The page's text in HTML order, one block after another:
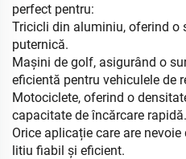
perfect pentru:
Tricicli din aluminiu, oferind o
puternică.
Mașini de golf, asigurând o
eficientă pentru vehiculele de
Motociclete, oferind o
capacitate de încărcare rapidă.
Orice aplicație care are
litiu fiabil și eficient.